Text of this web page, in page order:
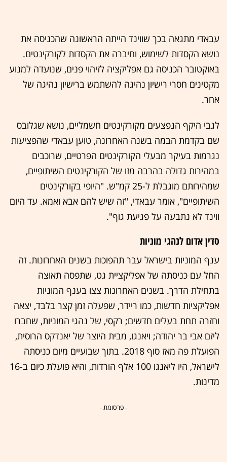
עבאדי מתגאה בכך שווינד הייתה הראשונה שהכניסה את
נושא הקסדות לשימוש, וחיברה את הקסדות לקורקינטים.
באוקטובר הכניסה גם אפליקציה לזיהוי פנים, שנועדה למנוע
מקטינים חסרי רישיון נהיגה להשתמש ברישיון נהיגה של
אחר.
לגבי היקף הנפצעים מקורקינטים חשמליים, נושא שגלובס
שם בקדמת הבמה בשנה האחרונה, טוען עבאדי שהפציעות
נגרמות בעיקר מבעלי הקורקינטים הפרטיים, שרוכבים
במהירות גדולה בהרבה מזו של הקורקינטים השיתופיים,
שמהירותם מוגבלת ל-25 קמ"ש. "היופי בקורקינטים
השיתופיים", אומר עבאדי, "זה שיש להם אבא ואמא. עד היום
ווינד לא נתבעה על פגיעת גוף".
סדין אדום לנהגי מוניות
ענף המוניות בישראל עבר תהפוכות בשנים האחרונות. זה
החל עם כניסתה של אפליקציית גט, שתפסה תאוצה
בתחילת הדרך. בשנים האחרונות צצו בענף המוניות
אפליקציות חדשות, כמו ריידר, שפעלה זמן קצר בלבד, יצאה
וחזרה תחת בעלים חדשים; רקסי, של נהגי המוניות, שחברו
ליזם אבי בר יהודה; ויאנגו, מבית היוצר של יאנדקס הרוסית,
הפועלת פה מאז סוף 2018. בתוך שבועיים מיום כניסתה
לישראל, היו ליאנגו 100 אלף הורדות, והיא פועלת כיום ב-16
מדינות.
- פרסומת -